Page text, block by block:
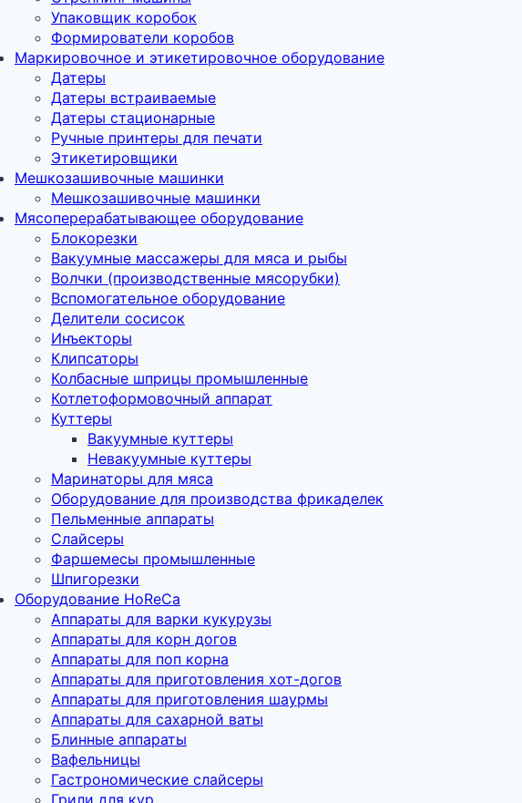
Упаковщик коробок
Формирователи коробов
Маркировочное и этикетировочное оборудование
Датеры
Датеры встраиваемые
Датеры стационарные
Ручные принтеры для печати
Этикетировщики
Мешкозашивочные машинки
Мешкозашивочные машинки
Мясоперерабатывающее оборудование
Блокорезки
Вакуумные массажеры для мяса и рыбы
Волчки (производственные мясорубки)
Вспомогательное оборудование
Делители сосисок
Инъекторы
Клипсаторы
Колбасные шприцы промышленные
Котлетоформовочный аппарат
Куттеры
Вакуумные куттеры
Невакуумные куттеры
Маринаторы для мяса
Оборудование для производства фрикаделек
Пельменные аппараты
Слайсеры
Фаршемесы промышленные
Шпигорезки
Оборудование HoReCa
Аппараты для варки кукурузы
Аппараты для корн догов
Аппараты для поп корна
Аппараты для приготовления хот-догов
Аппараты для приготовления шаурмы
Аппараты для сахарной ваты
Блинные аппараты
Вафельницы
Гастрономические слайсеры
Грили для кур